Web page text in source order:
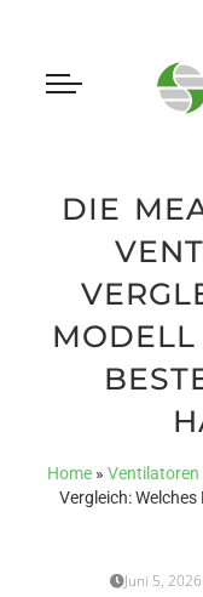
DIE
Home» Ventilatoren
Vergleich:
Juni 5, 2026